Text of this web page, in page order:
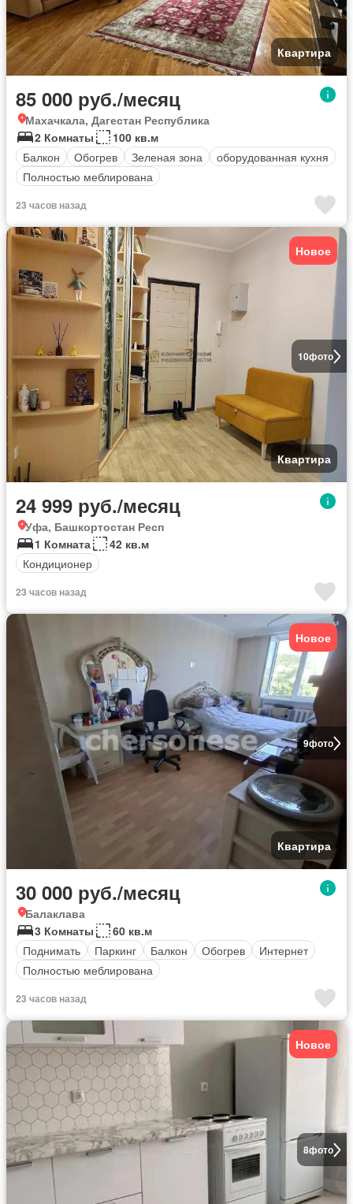
Квартира
85 000 руб./месяц
Махачкала, Дагестан Республика
2 Комнаты
100 кв.м
Балкон
Обогрев Зеленая зона
оборудованная кухня
Полностью меблирована
23 часов назад
10фото
Новое
Квартира
24 999 руб./месяц
Уфа, Башкортостан Респ
1 Комната
42 кв.м
Кондиционер
23 часов назад
9фото
Новое
Квартира
30 000 руб./месяц
Балаклава
3 Комнаты
60 кв.м
Поднимать
Паркинг Балкон Обогрев
Интернет
Полностью меблирована
23 часов назад
8фото
Новое